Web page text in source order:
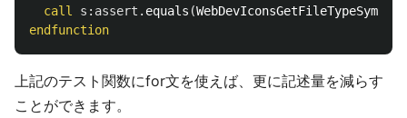
call
s:assert . equals (WebDevIconsGetFileTypeSymbol
endfunction
上記のテスト関数にfor文を使えば、更に記述量を減らす
ことができます。